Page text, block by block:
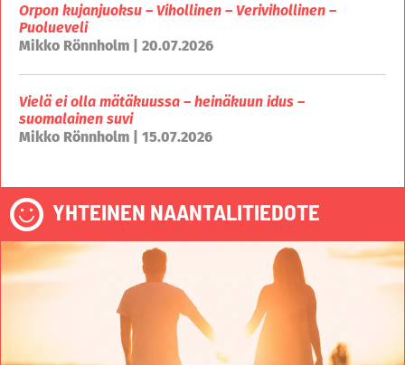
Orpon kujanjuoksu – Vihollinen – Verivihollinen –
Puolueveli
Mikko Rönnholm | 20.07.2026
Vielä ei olla mätäkuussa – heinäkuun idus –
suomalainen suvi
Mikko Rönnholm | 15.07.2026
YHTEINEN NAANTALITIEDOTE